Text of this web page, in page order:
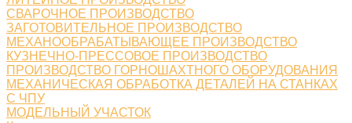
СВАРОЧНОЕ ПРОИЗВОДСТВО
ЗАГОТОВИТЕЛЬНОЕ ПРОИЗВОДСТВО
МЕХАНООБРАБАТЫВАЮЩЕЕ ПРОИЗВОДСТВО
КУЗНЕЧНО-ПРЕССОВОЕ ПРОИЗВОДСТВО
ПРОИЗВОДСТВО ГОРНОШАХТНОГО ОБОРУДОВАНИЯ
МЕХАНИЧЕСКАЯ ОБРАБОТКА ДЕТАЛЕЙ НА СТАНКАХ
С ЧПУ
МОДЕЛЬНЫЙ УЧАСТОК